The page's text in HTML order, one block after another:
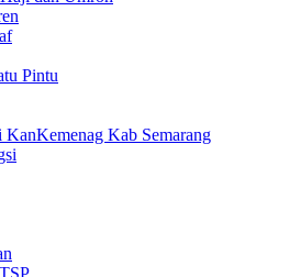
Pintu
KanKemenag Kab Semarang